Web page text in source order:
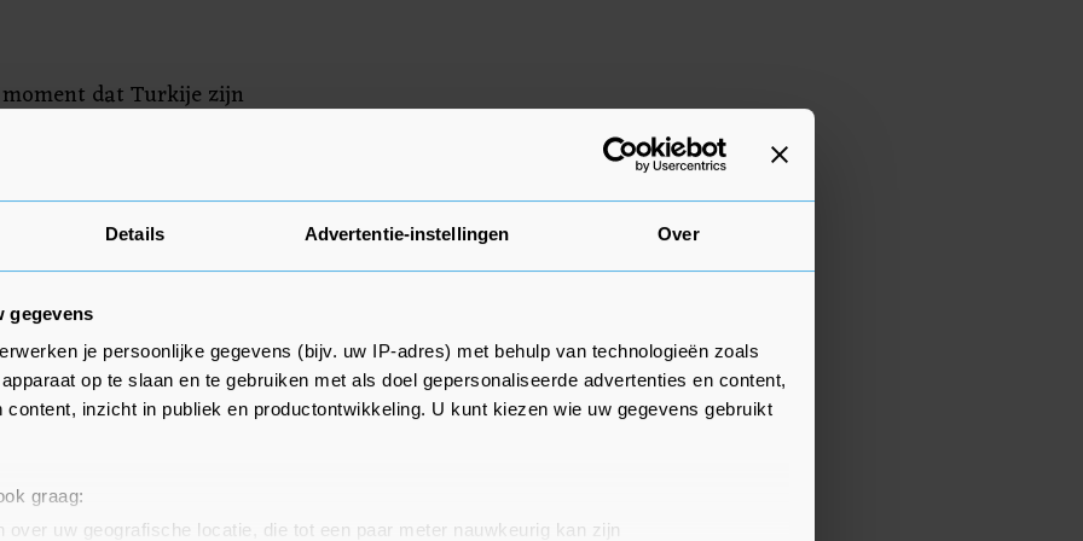
Details Advertentie-instellingen Over
gegevens
je persoonlijke gegevens (bijv. uw IP-adres) met behulp van technologieën zoals
op te slaan en te gebruiken met als doel gepersonaliseerde advertenties en content,
content, inzicht in publiek en productontwikkeling. U kunt kiezen wie uw gegevens gebruikt
graag:
over uw geografische locatie, die tot een paar meter nauwkeurig kan zijn
dat Turkije zijn
om deals te sluiten met
Zee. Vermoedelijk omdat
staat met Griekenland over
van het verdeelde eiland
een maritieme
met de internationaal erkende
die Griekenland woedend
deal in strijd is met het
en volledig voldoet